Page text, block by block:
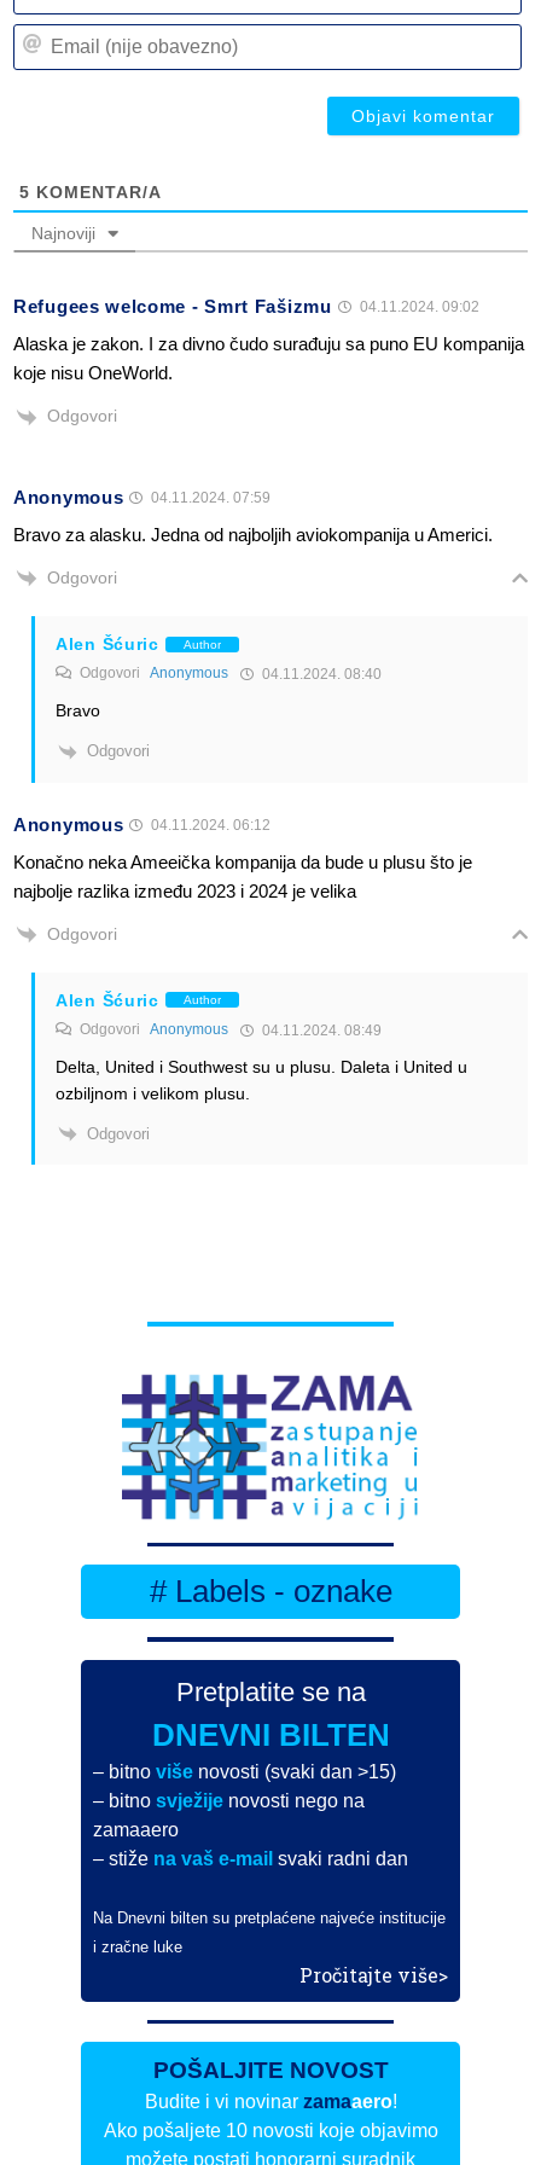
5 KOMENTAR/A
Najnoviji
Refugees welcome - Smrt Fašizmu 04.11.2024. 09:02
Alaska je zakon. I za divno čudo surađuju sa puno EU kompanija
koje nisu OneWorld.
Odgovori
Anonymous 04.11.2024. 07:59
Bravo za alasku. Jedna od najboljih aviokompanija u Americi.
Odgovori
Alen Šćuric Author
Odgovori Anonymous 04.11.2024. 08:40
Bravo
Odgovori
Anonymous 04.11.2024. 06:12
Konačno neka Ameeička kompanija da bude u plusu što je
najbolje razlika između 2023 i 2024 je velika
Odgovori
Alen Šćuric Author
Odgovori Anonymous 04.11.2024. 08:49
Delta, United i Southwest su u plusu. Daleta i United u
ozbiljnom i velikom plusu.
Odgovori
# Labels - oznake
Pretplatite se na
DNEVNI BILTEN
– bitnoviše novosti (svaki dan >15)
– bitnosvježije novosti nego na
zamaaero
– stiže na vaš e-mail svaki radni dan
Na Dnevni bilten su pretplaćene najveće institucije
i zračne luke
Pročitajte više>
POŠALJITE NOVOST
Budite i vi novinar zamaaero!
Ako pošaljete 10 novosti koje objavimo
možete postati honorarni suradnik